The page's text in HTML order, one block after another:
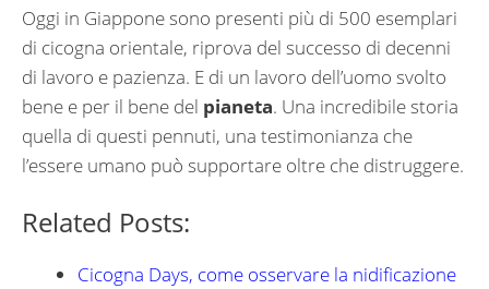
Oggi in Giappone sono presenti più di 500 esemplari
di cicogna orientale, riprova del successo di decenni
di lavoro e pazienza. E di un lavoro dell’uomo svolto
bene e per il bene del pianeta. Una incredibile storia
quella di questi pennuti, una testimonianza che
l’essere umano può supportare oltre che distruggere.
Related Posts:
Cicogna Days, come osservare la nidificazione